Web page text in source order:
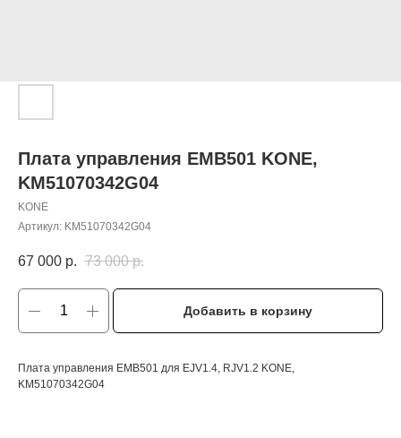
Плата управления EMB501 KONE,
KM51070342G04
KONE
Артикул: KM51070342G04
67 000 р. 73 000 р.
Добавить в корзину
Плата управления EMB501 для EJV1.4, RJV1.2 KONE,
KM51070342G04